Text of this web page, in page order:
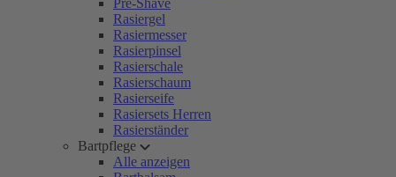
Pre-Shave
Rasiergel
Rasiermesser
Rasierpinsel
Rasierschale
Rasierschaum
Rasierseife
Rasiersets Herren
Rasierständer
Bartpflege
Alle anzeigen